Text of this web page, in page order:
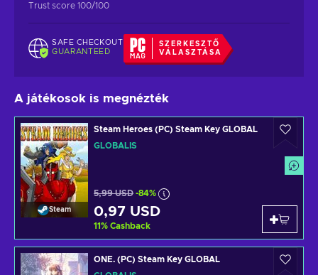
Trust score 100/100
SAFE CHECKOUT
GUARANTEED
SZERKESZTŐ
VÁLASZTÁSA
A játékosok is megnézték
Steam
Steam Heroes (PC) Steam Key GLOBAL
GLOBÁLIS
5,99 USD -84%
0,97 USD
11% Cashback
ONE. (PC) Steam Key GLOBAL